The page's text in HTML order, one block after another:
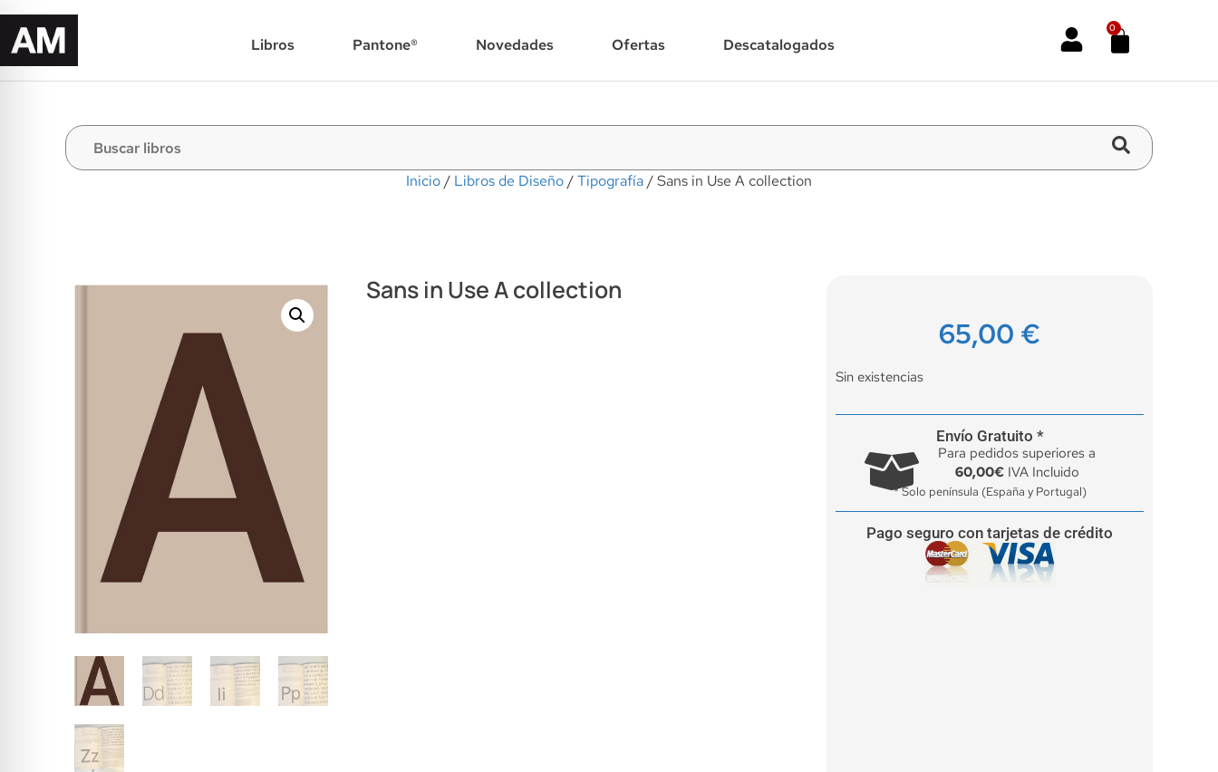
Libros Pantone® Novedades Ofertas Descatalogados
0
Inicio / Libros de Diseño /Tipografía / Sans in Use A collection
Sans in Use A collection
65,00 €
Sin existencias
Envío Gratuito *
Para pedidos superiores a
60,00€IVA Incluido
* Solo península (España y Portugal)
Pago seguro con tarjetas de crédito